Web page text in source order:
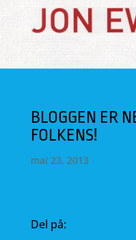
BLOGGEN ER
FOLKENS!
mai 23, 2013
Del på: